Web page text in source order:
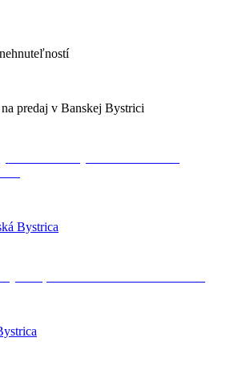
predaj v Banskej Bystrici
Bystrica